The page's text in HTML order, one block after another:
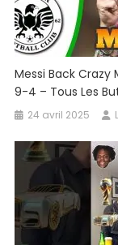
Messi Back
9-4 – Tous Les
24 avril 2025